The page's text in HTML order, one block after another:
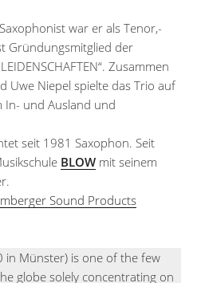
war er als Tenor,-
Gründungsmitglied der
Zusammen
Uwe Niepel spielte das Trio auf
In- und Ausland und
seit 1981 Saxophon. Seit
BLOW mit seinem
Sound Products
in Münster) is one of the few
globe solely concentrating on